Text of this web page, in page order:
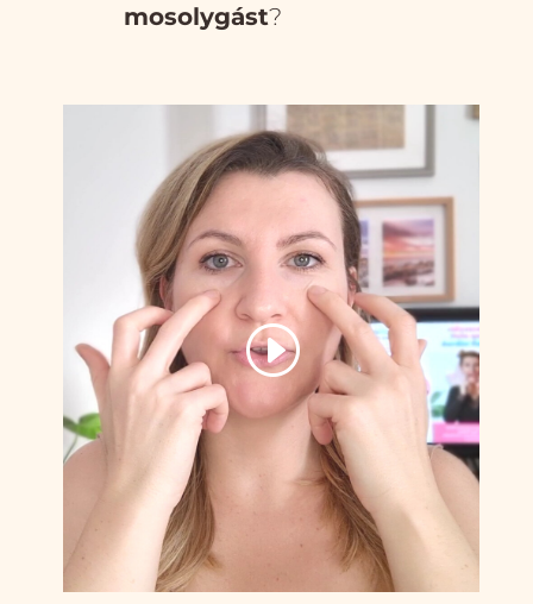
mosolygást?